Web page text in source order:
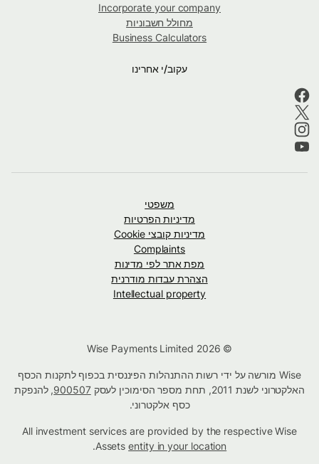
Incorporate your company
מחולל חשבוניות
Business Calculators
עקוב/י אחרינו
משפטי
מדיניות הפרטיות
מדיניות קובצי Cookie
Complaints
מפת אתר לפי מדינות
הצהרת עבדות מודרנית
Intellectual property
Wise מורשה על ידי רשות ההתנהלות הפיננסית בכפוף לתקנות הכסף
האלקטרוני לשנת 2011, תחת מספר הסימוכין לעסק
900507, להנפקת
כסף אלקטרוני.
All investment services are provided by the respective Wise
Assetsentity in your location
.